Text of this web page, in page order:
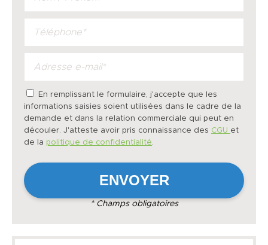
En remplissant le formulaire, j'accepte que les
informations saisies soient utilisées dans le cadre de la
demande et dans la relation commerciale qui peut en
découler. J'atteste avoir pris connaissance des CGU et
de la politique de confidentialité.
* Champs obligatoires